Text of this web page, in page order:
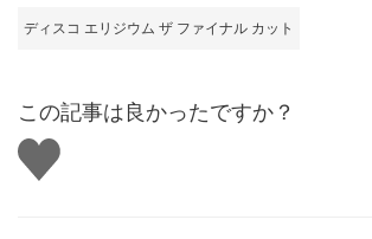
ディスコ エリジウム ザ ファイナル カット
この記事は良かったですか？
い
い